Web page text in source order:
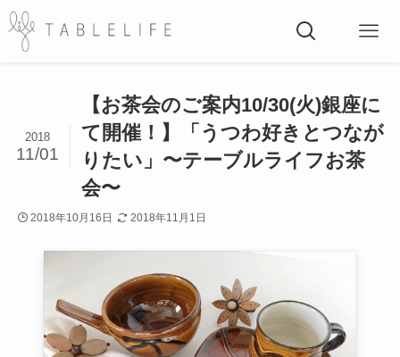
【お茶会のご案内10/30(火)銀座に
て開催！】「うつわ好きとつなが
りたい」〜テーブルライフお茶
会〜
2018
11/01
2018年10月16日 2018年11月1日